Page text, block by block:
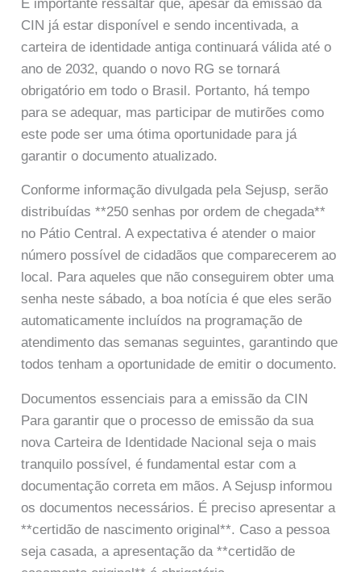
É importante ressaltar que, apesar da emissão da
CIN já estar disponível e sendo incentivada, a
carteira de identidade antiga continuará válida até o
ano de 2032, quando o novo RG se tornará
obrigatório em todo o Brasil. Portanto, há tempo
para se adequar, mas participar de mutirões como
este pode ser uma ótima oportunidade para já
garantir o documento atualizado.
Conforme informação divulgada pela Sejusp, serão
distribuídas **250 senhas por ordem de chegada**
no Pátio Central. A expectativa é atender o maior
número possível de cidadãos que comparecerem ao
local. Para aqueles que não conseguirem obter uma
senha neste sábado, a boa notícia é que eles serão
automaticamente incluídos na programação de
atendimento das semanas seguintes, garantindo que
todos tenham a oportunidade de emitir o documento.
Documentos essenciais para a emissão da CIN
Para garantir que o processo de emissão da sua
nova Carteira de Identidade Nacional seja o mais
tranquilo possível, é fundamental estar com a
documentação correta em mãos. A Sejusp informou
os documentos necessários. É preciso apresentar a
**certidão de nascimento original**. Caso a pessoa
seja casada, a apresentação da **certidão de